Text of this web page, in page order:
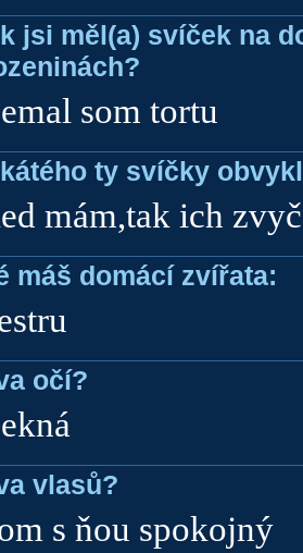
jsi měl(a) svíček na
som tortu
ty svíčky
mám,tak ich
máš domácí zvířata:
očí?
vlasů?
s ňou spokojný